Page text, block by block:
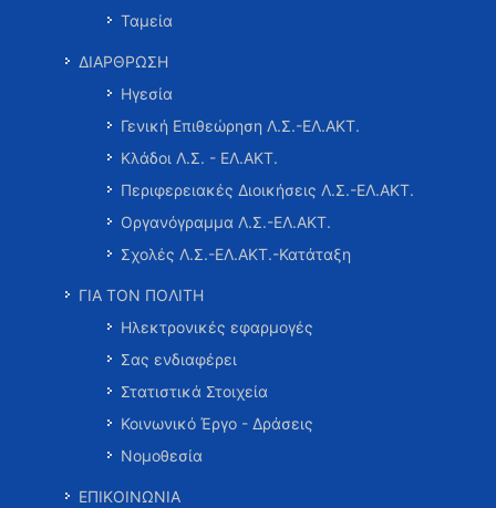
Ταμεία
ΔΙΑΡΘΡΩΣΗ
Ηγεσία
Γενική Επιθεώρηση Λ.Σ.-ΕΛ.ΑΚΤ.
Κλάδοι Λ.Σ. - ΕΛ.ΑΚΤ.
Περιφερειακές Διοικήσεις Λ.Σ.-ΕΛ.ΑΚΤ.
Οργανόγραμμα Λ.Σ.-ΕΛ.ΑΚΤ.
Σχολές Λ.Σ.-ΕΛ.ΑΚΤ.-Κατάταξη
ΓΙΑ ΤΟΝ ΠΟΛΙΤΗ
Ηλεκτρονικές εφαρμογές
Σας ενδιαφέρει
Στατιστικά Στοιχεία
Κοινωνικό Έργο - Δράσεις
Νομοθεσία
ΕΠΙΚΟΙΝΩΝΙΑ